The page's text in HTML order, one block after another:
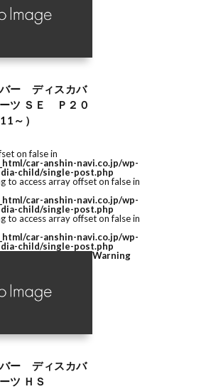
ー ディスカバ
ツ ＳＥ Ｐ２０
～）
on false in
car-anshin-navi.co.jp/wp-
child/single-post.php
to access array offset on false in
car-anshin-navi.co.jp/wp-
child/single-post.php
to access array offset on false in
car-anshin-navi.co.jp/wp-
child/single-post.php
ー ディスカバ
ツ ＨＳ
Warning